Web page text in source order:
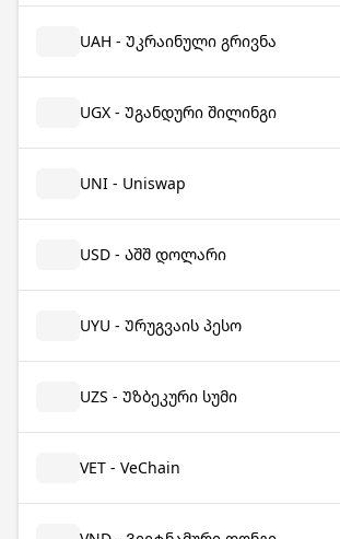
UAH - Უკრაინული გრივნა
UGX - Უგანდური შილინგი
UNI - Uniswap
USD - Აშშ დოლარი
UYU - Ურუგვაის პესო
UZS - Უზბეკური სუმი
VET - VeChain